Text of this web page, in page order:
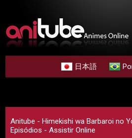
日本語
Anitube - Himekishi wa Barbaroi no
Episódios - Assistir Online